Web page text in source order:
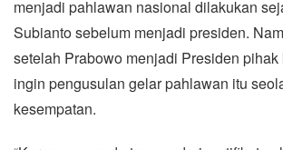
menjadi pahlawan nasional dilakukan
Subianto sebelum menjadi presiden.
setelah Prabowo menjadi Presiden
ingin pengusulan gelar pahlawan itu
kesempatan.